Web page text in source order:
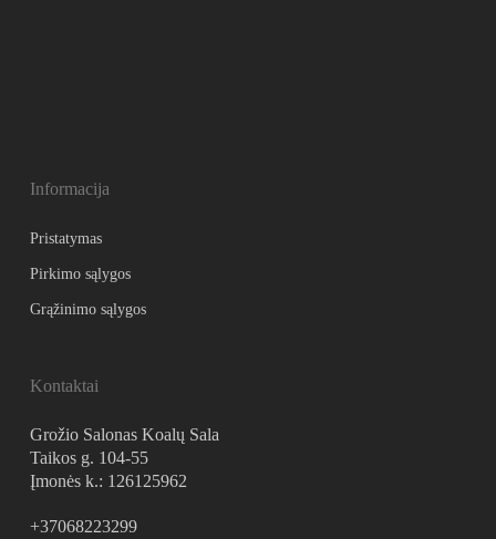
Informacija
Pristatymas
Pirkimo sąlygos
Grąžinimo sąlygos
Kontaktai
Grožio Salonas Koalų Sala
Taikos g. 104-55
Įmonės k.: 126125962
+37068223299